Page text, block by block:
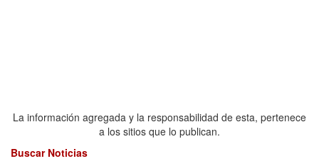
La información agregada y la responsabilidad de esta, pertenece
a los sitios que lo publican.
Buscar Noticias